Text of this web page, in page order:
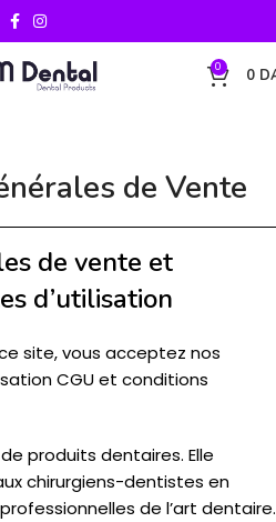
0 0
de Vente
de vente et
d’utilisation
site, vous acceptez nos
CGU et conditions
produits dentaires. Elle
chirurgiens-dentistes en
de l’art dentaire.